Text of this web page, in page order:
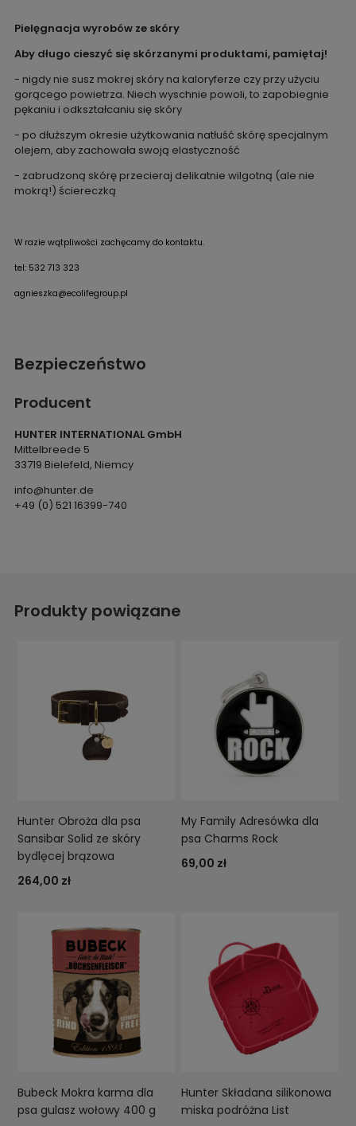
Pielęgnacja wyrobów ze skóry
Aby długo cieszyć się skórzanymi produktami, pamiętaj!
- nigdy nie susz mokrej skóry na kaloryferze czy przy użyciu
gorącego powietrza. Niech wyschnie powoli, to zapobiegnie
pękaniu i odkształcaniu się skóry
- po dłuższym okresie użytkowania natłuść skórę specjalnym
olejem, aby zachowała swoją elastyczność
- zabrudzoną skórę przecieraj delikatnie wilgotną (ale nie
mokrą!) ściereczką
W razie wątpliwości zachęcamy do kontaktu.
tel: 532 713 323
agnieszka@ecolifegroup.pl
Bezpieczeństwo
Producent
HUNTER INTERNATIONAL GmbH
Mittelbreede 5
33719 Bielefeld, Niemcy
info@hunter.de
+49 (0) 521 16399-740
Produkty powiązane
Hunter Obroża dla psa
Sansibar Solid ze skóry
bydlęcej brązowa
264,00 zł
My Family Adresówka dla
psa Charms Rock
69,00 zł
Bubeck Mokra karma dla
psa gulasz wołowy 400 g
Hunter Składana silikonowa
miska podróżna List